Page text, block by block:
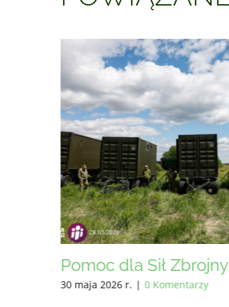
Pomoc dla Sił
8 maja 2026 r. | 0 Komentarzy